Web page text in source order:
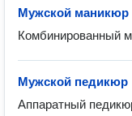
Мужской маникюр
Комбинированный
Мужской педикюр
Аппаратный